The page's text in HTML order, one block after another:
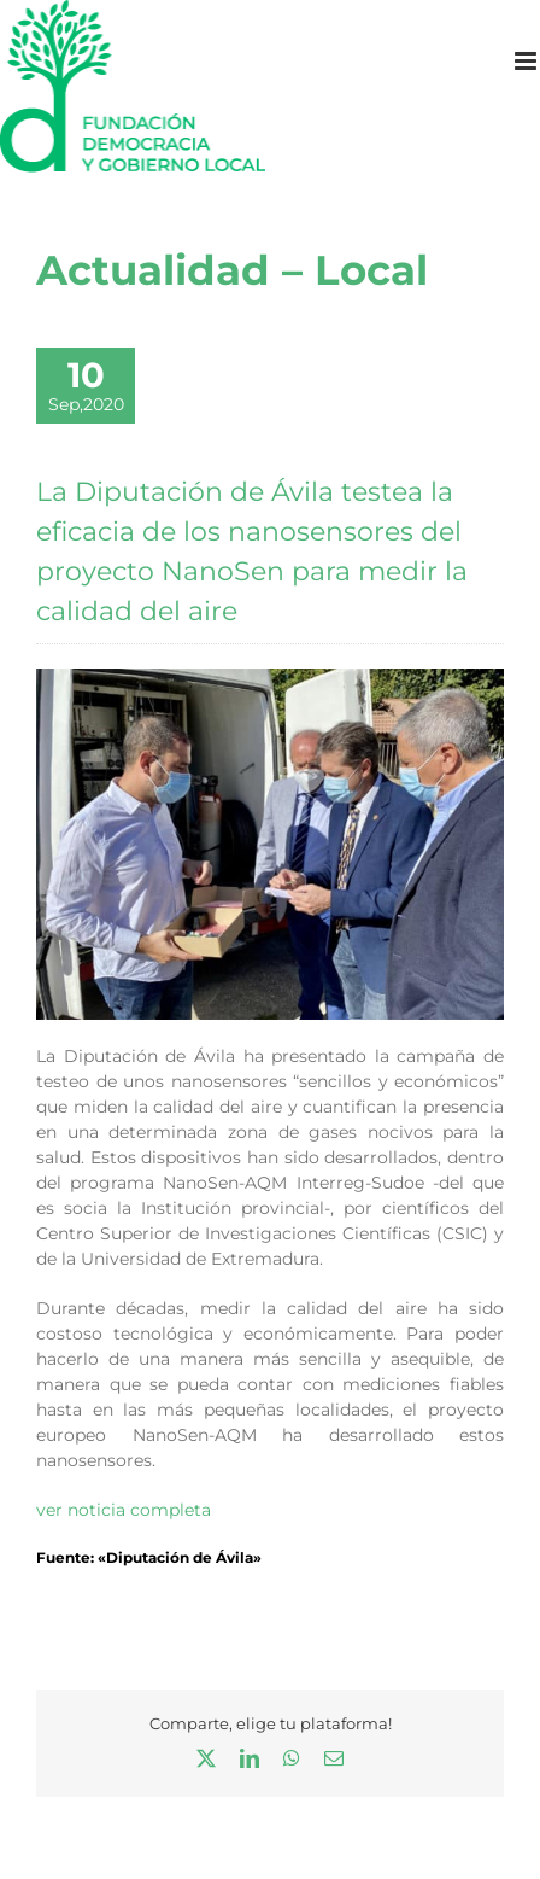
Saltar
al
contenido
Actualidad – Local
10
Sep,2020
La Diputación de Ávila testea la
eficacia de los nanosensores del
proyecto NanoSen para medir la
calidad del aire
La Diputación de Ávila ha presentado la campaña de
testeo de unos nanosensores “sencillos y económicos”
que miden la calidad del aire y cuantifican la presencia
en una determinada zona de gases nocivos para la
salud. Estos dispositivos han sido desarrollados, dentro
del programa NanoSen-AQM Interreg-Sudoe -del que
es socia la Institución provincial-, por científicos del
Centro Superior de Investigaciones Científicas (CSIC) y
de la Universidad de Extremadura.
Durante décadas, medir la calidad del aire ha sido
costoso tecnológica y económicamente. Para poder
hacerlo de una manera más sencilla y asequible, de
manera que se pueda contar con mediciones fiables
hasta en las más pequeñas localidades, el proyecto
europeo NanoSen-AQM ha desarrollado estos
nanosensores.
ver noticia completa
Fuente: «Diputación de Ávila»
Comparte, elige tu plataforma!
LinkedInWhatsApp
Correo